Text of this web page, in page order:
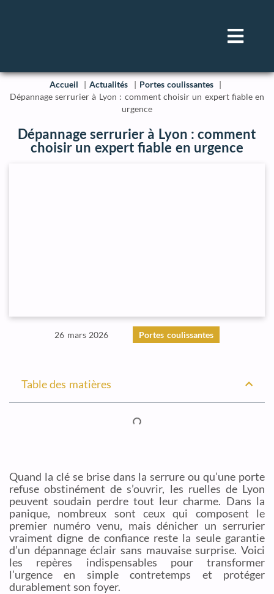
Accueil Actualités
Portes coulissantes
Dépannage serrurier à Lyon : comment choisir un expert fiable en
urgence
Dépannage serrurier à Lyon : comment
choisir un expert fiable en urgence
26 mars 2026 Portes coulissantes
Table des matières
Quand la clé se brise dans la serrure ou qu’une porte
refuse obstinément de s’ouvrir, les ruelles de Lyon
peuvent soudain perdre tout leur charme. Dans la
panique, nombreux sont ceux qui composent le
premier numéro venu, mais dénicher un serrurier
vraiment digne de confiance reste la seule garantie
d’un dépannage éclair sans mauvaise surprise. Voici
les repères indispensables pour transformer
l’urgence en simple contretemps et protéger
durablement son foyer.